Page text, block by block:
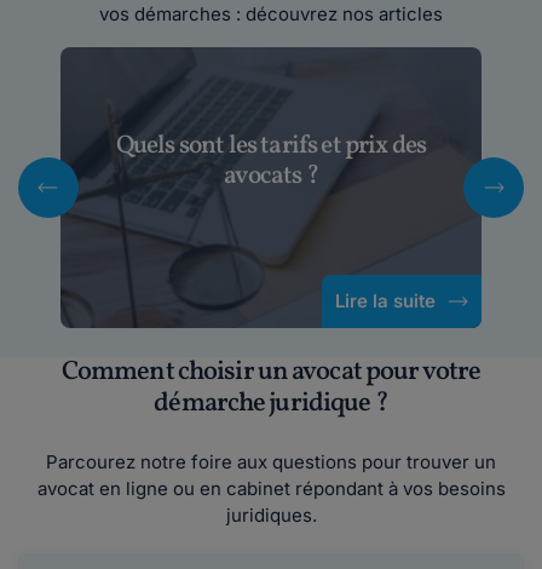
vos démarches : découvrez nos articles
Quels sont les tarifs et prix des
avocats ?
Lire la suite
Comment choisir un avocat pour votre
démarche juridique ?
Parcourez notre foire aux questions pour trouver un
avocat en ligne ou en cabinet répondant à vos besoins
juridiques.